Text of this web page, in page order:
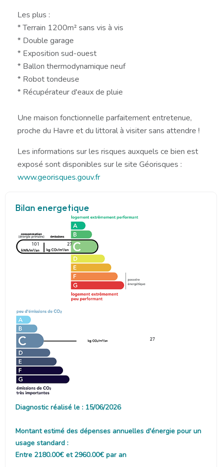
Les plus :
* Terrain 1200m² sans vis à vis
* Double garage
* Exposition sud-ouest
* Ballon thermodynamique neuf
* Robot tondeuse
* Récupérateur d'eaux de pluie
Une maison fonctionnelle parfaitement entretenue,
proche du Havre et du littoral à visiter sans attendre !
Les informations sur les risques auxquels ce bien est
exposé sont disponibles sur le site Géorisques :
www.georisques.gouv.fr
Bilan energetique
101 27
27
Diagnostic réalisé le : 15/06/2026
Montant estimé des dépenses annuelles d'énergie pour un
usage standard :
Entre 2180.00€ et 2960.00€ par an